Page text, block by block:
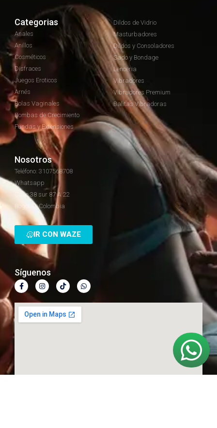
Categorias
Anales
Anillos
Cosméticos
Disfraces
Juegos Eroticos
Arnés
Bolas Vaginales
Bombas de Crecimiento
Fundas y Extensiones
Dildos de Vidrio
Masturbadores
Dildos y Consoladores
Sado y Bondage
Lenceria
Vibradores
Vibradores Premium
Balitas Vibradoras
Nosotros
Teléfono: 3107568708
Whatsapp
Calle 38 sur 87 A 22
Bogotá - Colombia
IR CON WAZE
Síguenos